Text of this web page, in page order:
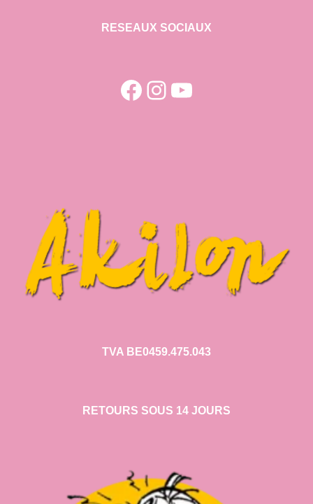
RESEAUX SOCIAUX
Facebook
Instagram
YouTube
TVA BE0459.475.043
RETOURS SOUS 14 JOURS